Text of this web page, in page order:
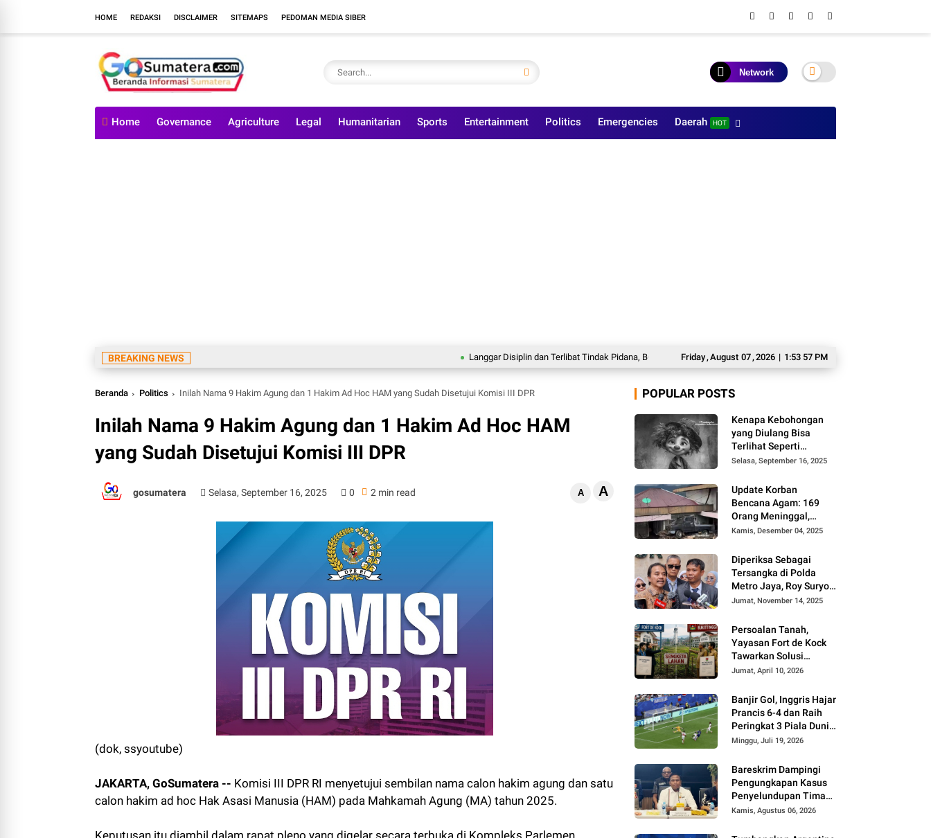
HOME REDAKSI DISCLAIMER SITEMAPS PEDOMAN MEDIA SIBER
Network
Home Governance Agriculture Legal Humanitarian Sports Entertainment Politics Emergencies Daerah HOT
Friday,August 07,2026 | 1:53 58 PM
BREAKING NEWS Langgar Disiplin dan Terlibat Tindak Pidana, BGN akan Pecat 66 Kepala SPPG Inilah Prakiraan Cuaca BMKG Jumat, 7
Beranda Politics Inilah Nama 9 Hakim Agung dan 1 Hakim Ad Hoc HAM yang Sudah Disetujui Komisi III DPR
Inilah Nama 9 Hakim Agung dan 1 Hakim Ad Hoc HAM
yang Sudah Disetujui Komisi III DPR
gosumatera Selasa, September 16, 2025 0 2 min read A A
(dok, ssyoutube)
JAKARTA, GoSumatera -- Komisi III DPR RI menyetujui sembilan nama calon hakim agung dan satu
calon hakim ad hoc Hak Asasi Manusia (HAM) pada Mahkamah Agung (MA) tahun 2025.
Keputusan itu diambil dalam rapat pleno yang digelar secara terbuka di Kompleks Parlemen,
POPULAR POSTS
Kenapa Kebohongan
yang Diulang Bisa
Terlihat Seperti
Kebenaran, Ini
Selasa, September 16, 2025
Update Korban
Bencana Agam: 169
Orang Meninggal,
Belum Ditemukan 86
Kamis, Desember 04, 2025
Diperiksa Sebagai
Tersangka di Polda
Metro Jaya, Roy Suryo
Cs Tidak Ditahan
Jumat, November 14, 2025
Persoalan Tanah,
Yayasan Fort de Kock
Tawarkan Solusi
Alternatif Kepada
Jumat, April 10, 2026
Banjir Gol, Inggris Hajar
Prancis 6-4 dan Raih
Peringkat 3 Piala Dunia
2026
Minggu, Juli 19, 2026
Bareskrim Dampingi
Pengungkapan Kasus
Penyelundupan Timah
dari Babel ke Malaysia
Kamis, Agustus 06, 2026